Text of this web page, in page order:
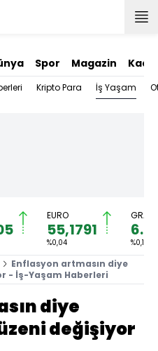
Spor Magazin
Kripto Para İş Yaşam
EURO
55,1791
%0,04
GRAM
%0,10
Enflasyon artmasın diye
- İş-Yaşam Haberleri
diye
değişiyor